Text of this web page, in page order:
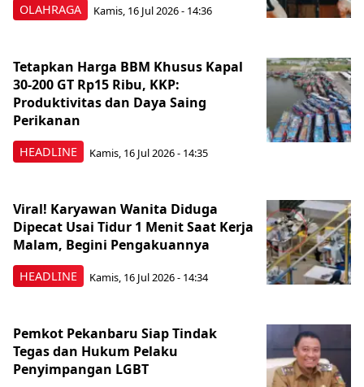
OLAHRAGA Kamis, 16 Jul 2026 - 14:36
HEADLINE
Tetapkan Harga BBM Khusus Kapal
30-200 GT Rp15 Ribu, KKP:
Produktivitas dan Daya Saing
Perikanan
Kamis, 16 Jul 2026 - 14:35
HEADLINE
Viral! Karyawan Wanita Diduga
Dipecat Usai Tidur 1 Menit Saat Kerja
Malam, Begini Pengakuannya
Kamis, 16 Jul 2026 - 14:34
Pemkot Pekanbaru Siap Tindak
Tegas dan Hukum Pelaku
Penyimpangan LGBT